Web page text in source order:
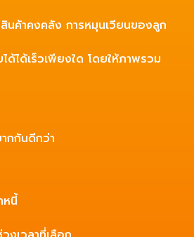
นค้าคงคลัง การหมุนเวียนของลูก
ได้เร็วเพียงใด โดยให้ภาพรวม
กกันดีกว่า
หนี้